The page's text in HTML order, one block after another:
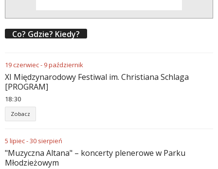
Co? Gdzie? Kiedy?
19czerwiec- 9październik
XI Międzynarodowy Festiwal im. Christiana Schlaga
[PROGRAM]
18:30
Zobacz
5 lipiec-30 sierpień
"Muzyczna Altana" – koncerty plenerowe w Parku
Młodzieżowym